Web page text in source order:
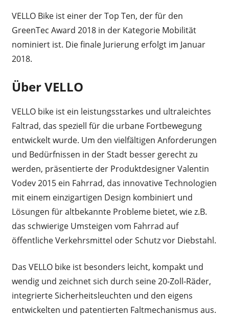
VELLO Bike ist einer der Top Ten, der für den
GreenTec Award 2018 in der Kategorie Mobilität
nominiert ist. Die finale Jurierung erfolgt im Januar
2018.
Über VELLO
VELLO bike ist ein leistungsstarkes und ultraleichtes
Faltrad, das speziell für die urbane Fortbewegung
entwickelt wurde. Um den vielfältigen Anforderungen
und Bedürfnissen in der Stadt besser gerecht zu
werden, präsentierte der Produktdesigner Valentin
Vodev 2015 ein Fahrrad, das innovative Technologien
mit einem einzigartigen Design kombiniert und
Lösungen für altbekannte Probleme bietet, wie z.B.
das schwierige Umsteigen vom Fahrrad auf
öffentliche Verkehrsmittel oder Schutz vor Diebstahl.
Das VELLO bike ist besonders leicht, kompakt und
wendig und zeichnet sich durch seine 20-Zoll-Räder,
integrierte Sicherheitsleuchten und den eigens
entwickelten und patentierten Faltmechanismus aus.